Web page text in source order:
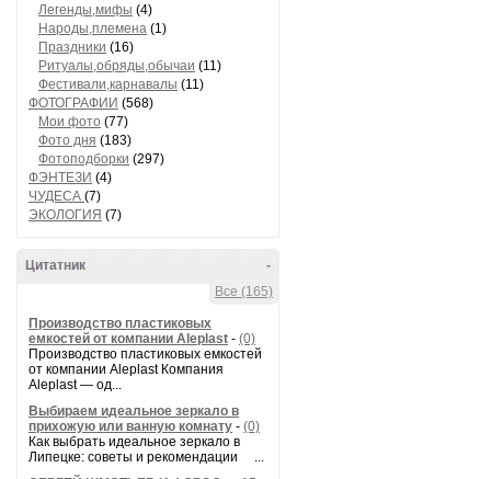
Легенды,мифы (4)
Народы,племена (1)
Праздники (16)
Ритуалы,обряды,обычаи (11)
Фестивали,карнавалы (11)
ФОТОГРАФИИ (568)
Мои фото (77)
Фото дня (183)
Фотоподборки (297)
ФЭНТЕЗИ (4)
ЧУДЕСА (7)
ЭКОЛОГИЯ (7)
-
Цитатник
Все (165)
Производство пластиковых
емкостей от компании Aleplast - (0)
Производство пластиковых емкостей
от компании Aleplast Компания
Aleplast — од...
Выбираем идеальное зеркало в
прихожую или ванную комнату - (0)
Как выбрать идеальное зеркало в
Липецке: советы и рекомендации ...